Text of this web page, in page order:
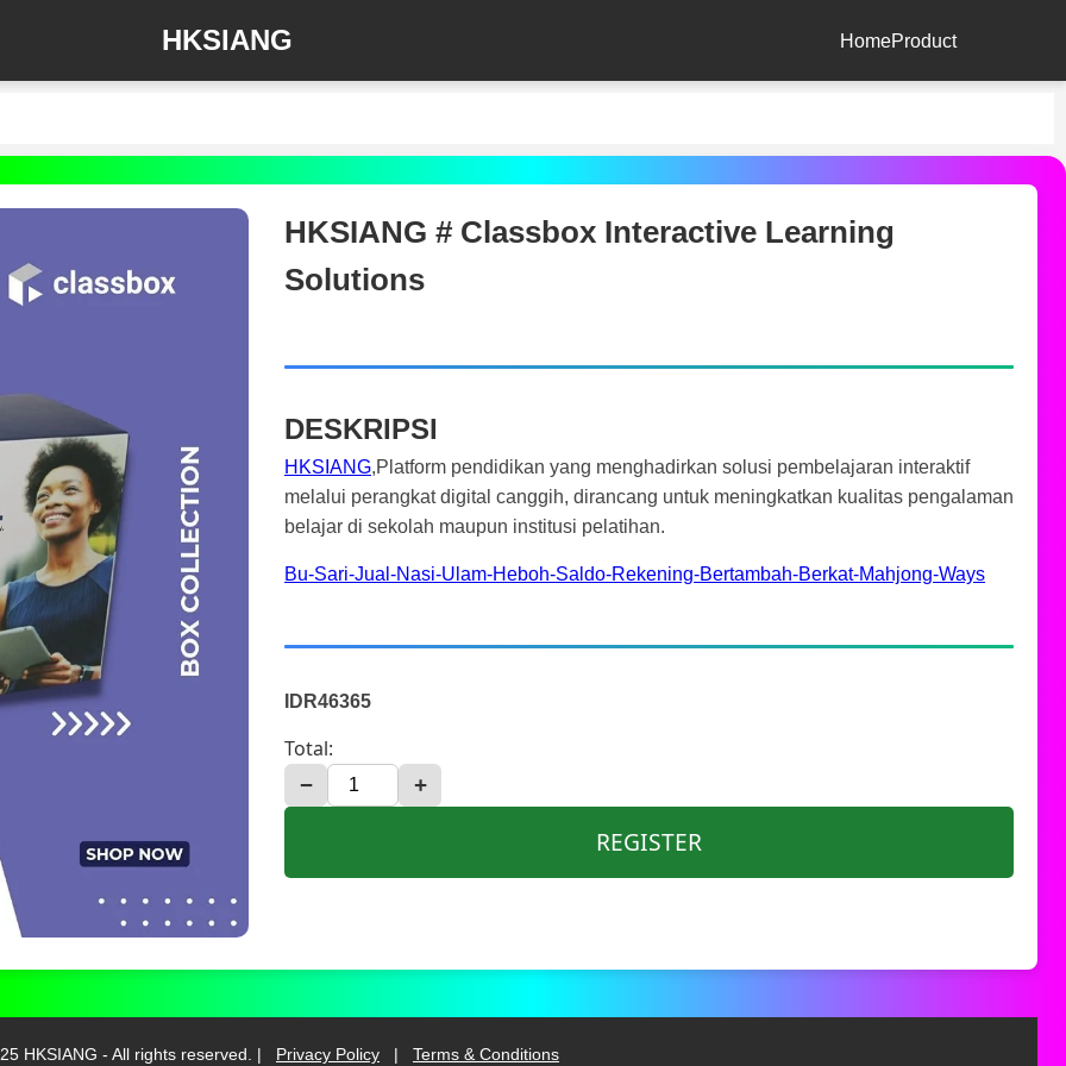
HKSIANG HomeProduct
HKSIANG # Classbox Interactive Learning
Solutions
DESKRIPSI
HKSIANG,Platform pendidikan yang menghadirkan solusi pembelajaran interaktif
melalui perangkat digital canggih, dirancang untuk meningkatkan kualitas pengalaman
belajar di sekolah maupun institusi pelatihan.
Bu-Sari-Jual-Nasi-Ulam-Heboh-Saldo-Rekening-Bertambah-Berkat-Mahjong-Ways
IDR46365
Total:
− +
REGISTER
HKSIANG - All rights reserved. | Privacy Policy | Terms & Conditions